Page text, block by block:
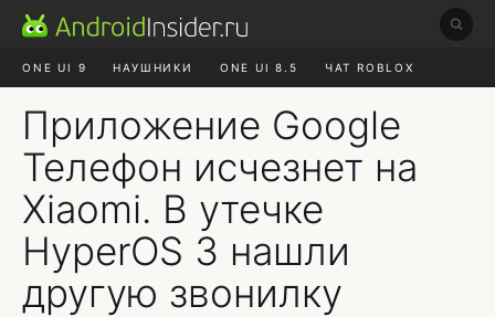
ONE UI 9 НАУШНИКИ ONE UI 8.5 ЧАТ ROBLOX
Приложение Google
Телефон исчезнет на
Xiaomi. В утечке
HyperOS 3 нашли
другую звонилку